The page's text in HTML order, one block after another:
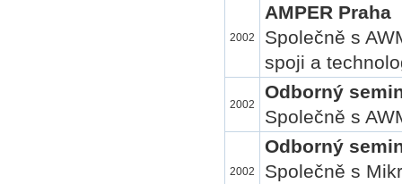
2002
AMPER Praha
Společně s
spoji a
2002
Odborný
Společně s
2002
Odborný
Společně s